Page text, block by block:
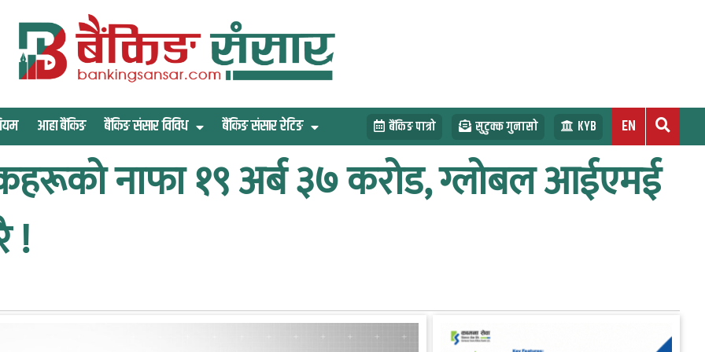
आहा बैंकिङ बैंकिङ संसार विविध बैंकिङ संसार रेटिङ बैंकिङ पात्रो सुटुक्क गुनासो KYB EN
नाफा १९ अर्ब ३७ करोड, ग्लोबल आईएमई
!